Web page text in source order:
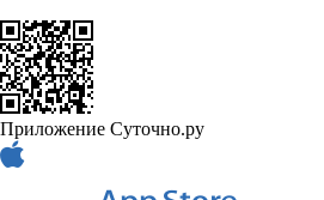
Приложение Суточно.ру